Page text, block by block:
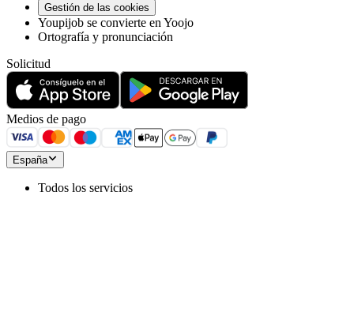
Gestión de las cookies
Youpijob se convierte en Yoojo
Ortografía y pronunciación
Solicitud
Medios de pago
España
Todos los servicios